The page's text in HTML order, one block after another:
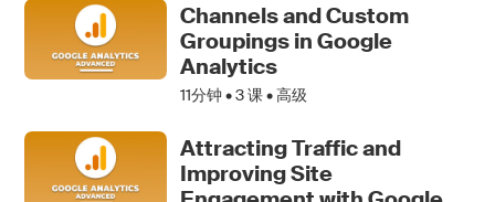
Channels and Custom
Groupings in Google
Analytics
11分钟 •3课 • 高级
Attracting Traffic and
Improving Site